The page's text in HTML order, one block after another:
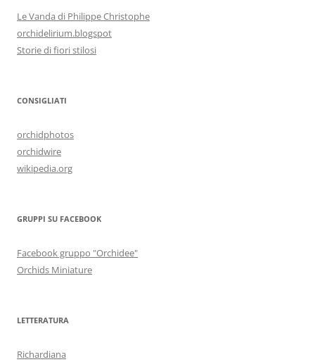
Le Vanda di Philippe Christophe
orchidelirium.blogspot
Storie di fiori stilosi
CONSIGLIATI
orchidphotos
orchidwire
wikipedia.org
GRUPPI SU FACEBOOK
Facebook gruppo "Orchidee"
Orchids Miniature
LETTERATURA
Richardiana